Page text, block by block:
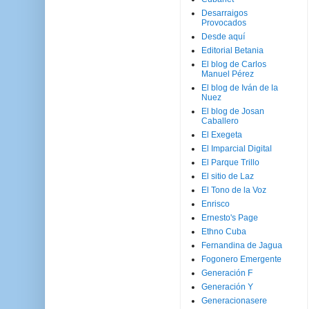
Desarraigos
Provocados
Desde aquí
Editorial Betania
El blog de Carlos
Manuel Pérez
El blog de Iván de la
Nuez
El blog de Josan
Caballero
El Exegeta
El Imparcial Digital
El Parque Trillo
El sitio de Laz
El Tono de la Voz
Enrisco
Ernesto's Page
Ethno Cuba
Fernandina de Jagua
Fogonero Emergente
Generación F
Generación Y
Generacionasere